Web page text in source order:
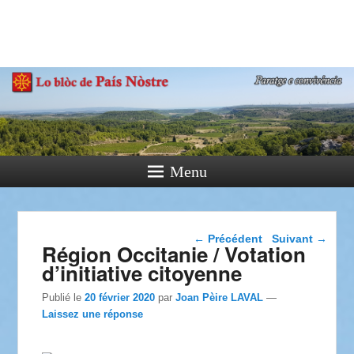
Paratge e Convivència
Menu
Navigation dans les
articles
← Précédent Suivant →
Région Occitanie / Votation
d’initiative citoyenne
Publié le20 février 2020 parJoan Pèire LAVAL —
Laissez une réponse